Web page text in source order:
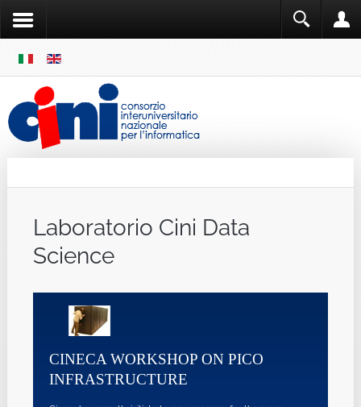
MENU
Laboratorio Cini Data
Science
CINECA WORKSHOP ON PICO
INFRASTRUCTURE